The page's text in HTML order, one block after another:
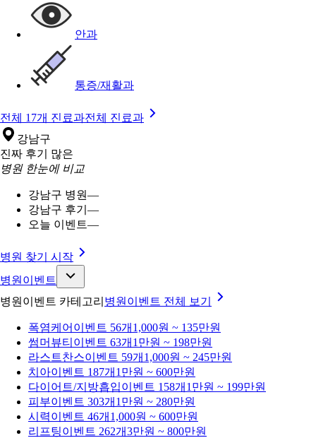
안과
통증/재활과
전체 17개 진료과전체 진료과
강남구
진짜 후기 많은
병원 한눈에 비교
강남구 병원—
강남구 후기 —
오늘 이벤트—
병원 찾기 시작
병원이벤트
병원이벤트 카테고리 병원이벤트 전체 보기
폭염케어 이벤트 56개 1,000원 ~ 135만원
썸머뷰티 이벤트 63개 1만원 ~ 198만원
라스트찬스이벤트 59개 1,000원 ~ 245만원
치아이벤트 187개 1만원 ~ 600만원
다이어트/지방흡입이벤트 158개 1만원 ~ 199만원
피부이벤트 303개 1만원 ~ 280만원
시력이벤트 46개 1,000원 ~ 600만원
리프팅이벤트 262개3만원 ~ 800만원